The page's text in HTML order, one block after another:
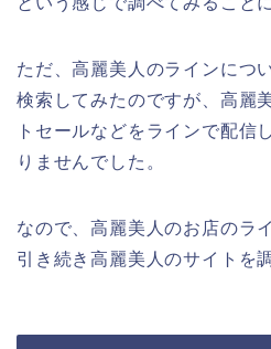
ただ、高麗美人のラインにつ
検索してみたのですが、高麗
トセールなどをラインで配信
りませんでした。
なので、高麗美人のお店のラ
引き続き高麗美人のサイトを